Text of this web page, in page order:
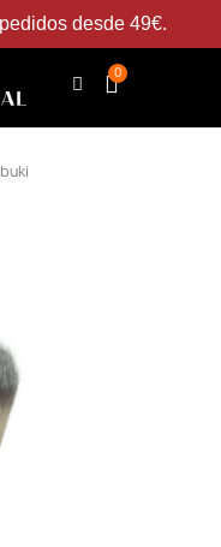
desde 49€.